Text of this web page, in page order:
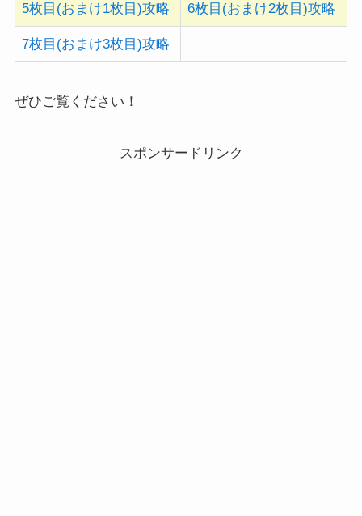
5枚目(おまけ1枚目)攻略 6枚目(おまけ2枚目)攻略
7枚目(おまけ3枚目)攻略
ぜひご覧ください！
スポンサードリンク